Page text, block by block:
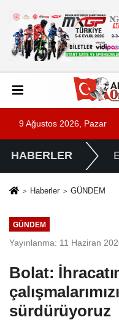
9 Ağustos 2026, Pazar
HABERLER
Haberler GÜNDEM
GÜNDEM
Yayınlanma: 11 Haziran
Bolat:
sürdürüyoruz